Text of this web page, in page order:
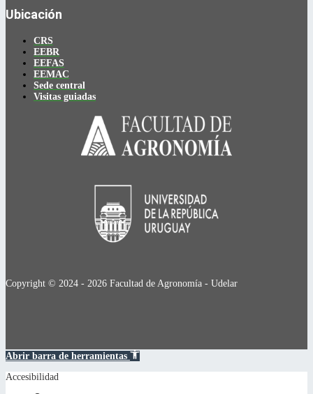
Ubicación
CRS
EEBR
EEFAS
EEMAC
Sede central
Visitas guiadas
Copyright © 2024 - 2026 Facultad de Agronomía - Udelar
Abrir barra de herramientas
Accesibilidad